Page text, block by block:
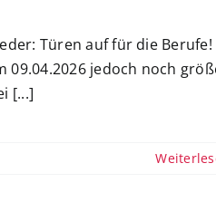
Türen auf für die Berufe!
09.04.2026 jedoch noch
[...]